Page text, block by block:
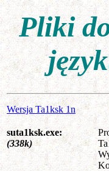
Pliki
Wersja Ta1ksk 1n
suta1ksk.exe:
(338k)